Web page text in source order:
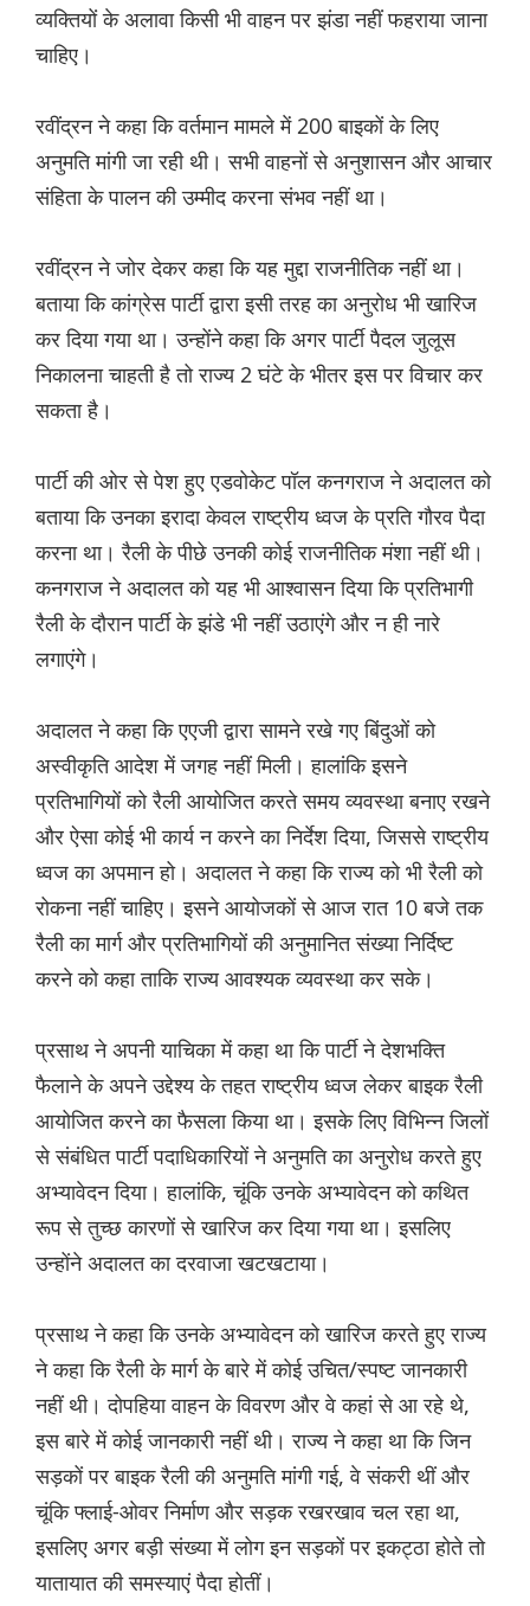
व्यक्तियों के अलावा किसी भी वाहन पर झंडा नहीं फहराया जाना
चाहिए।
रवींद्रन ने कहा कि वर्तमान मामले में 200 बाइकों के लिए
अनुमति मांगी जा रही थी। सभी वाहनों से अनुशासन और आचार
संहिता के पालन की उम्मीद करना संभव नहीं था।
रवींद्रन ने जोर देकर कहा कि यह मुद्दा राजनीतिक नहीं था।
बताया कि कांग्रेस पार्टी द्वारा इसी तरह का अनुरोध भी खारिज
कर दिया गया था। उन्होंने कहा कि अगर पार्टी पैदल जुलूस
निकालना चाहती है तो राज्य 2 घंटे के भीतर इस पर विचार कर
सकता है।
पार्टी की ओर से पेश हुए एडवोकेट पॉल कनगराज ने अदालत को
बताया कि उनका इरादा केवल राष्ट्रीय ध्वज के प्रति गौरव पैदा
करना था। रैली के पीछे उनकी कोई राजनीतिक मंशा नहीं थी।
कनगराज ने अदालत को यह भी आश्वासन दिया कि प्रतिभागी
रैली के दौरान पार्टी के झंडे भी नहीं उठाएंगे और न ही नारे
लगाएंगे।
अदालत ने कहा कि एएजी द्वारा सामने रखे गए बिंदुओं को
अस्वीकृति आदेश में जगह नहीं मिली। हालांकि इसने
प्रतिभागियों को रैली आयोजित करते समय व्यवस्था बनाए रखने
और ऐसा कोई भी कार्य न करने का निर्देश दिया, जिससे राष्ट्रीय
ध्वज का अपमान हो। अदालत ने कहा कि राज्य को भी रैली को
रोकना नहीं चाहिए। इसने आयोजकों से आज रात 10 बजे तक
रैली का मार्ग और प्रतिभागियों की अनुमानित संख्या निर्दिष्ट
करने को कहा ताकि राज्य आवश्यक व्यवस्था कर सके।
प्रसाथ ने अपनी याचिका में कहा था कि पार्टी ने देशभक्ति
फैलाने के अपने उद्देश्य के तहत राष्ट्रीय ध्वज लेकर बाइक रैली
आयोजित करने का फैसला किया था। इसके लिए विभिन्न जिलों
से संबंधित पार्टी पदाधिकारियों ने अनुमति का अनुरोध करते हुए
अभ्यावेदन दिया। हालांकि, चूंकि उनके अभ्यावेदन को कथित
रूप से तुच्छ कारणों से खारिज कर दिया गया था। इसलिए
उन्होंने अदालत का दरवाजा खटखटाया।
प्रसाथ ने कहा कि उनके अभ्यावेदन को खारिज करते हुए राज्य
ने कहा कि रैली के मार्ग के बारे में कोई उचित/स्पष्ट जानकारी
नहीं थी। दोपहिया वाहन के विवरण और वे कहां से आ रहे थे,
इस बारे में कोई जानकारी नहीं थी। राज्य ने कहा था कि जिन
सड़कों पर बाइक रैली की अनुमति मांगी गई, वे संकरी थीं और
चूंकि फ्लाई-ओवर निर्माण और सड़क रखरखाव चल रहा था,
इसलिए अगर बड़ी संख्या में लोग इन सड़कों पर इकट्ठा होते तो
यातायात की समस्याएं पैदा होतीं।